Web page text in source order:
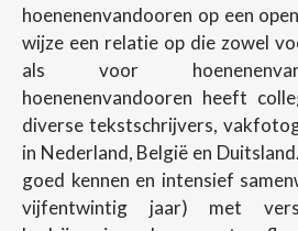
hoenenenvandooren op een
wijze een relatie op die zowel
als voor
hoenenenvandooren heeft
diverse tekstschrijvers,
in Nederland, België en
goed kennen en intensief
vijfentwintig jaar) met